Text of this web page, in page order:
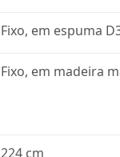
Fixo, em espuma
Fixo, em madeira
224 cm